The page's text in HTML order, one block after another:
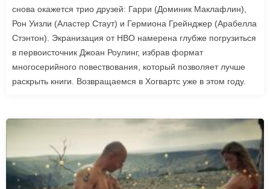
снова окажется трио друзей: Гарри (Доминик Маклафлин),
Рон Уизли (Аластер Стаут) и Гермиона Грейнджер (Арабелла
Стэнтон). Экранизация от HBO намерена глубже погрузиться
в первоисточник Джоан Роулинг, избрав формат
многосерийного повествования, который позволяет лучше
раскрыть книги. Возвращаемся в Хогвартс уже в этом году.